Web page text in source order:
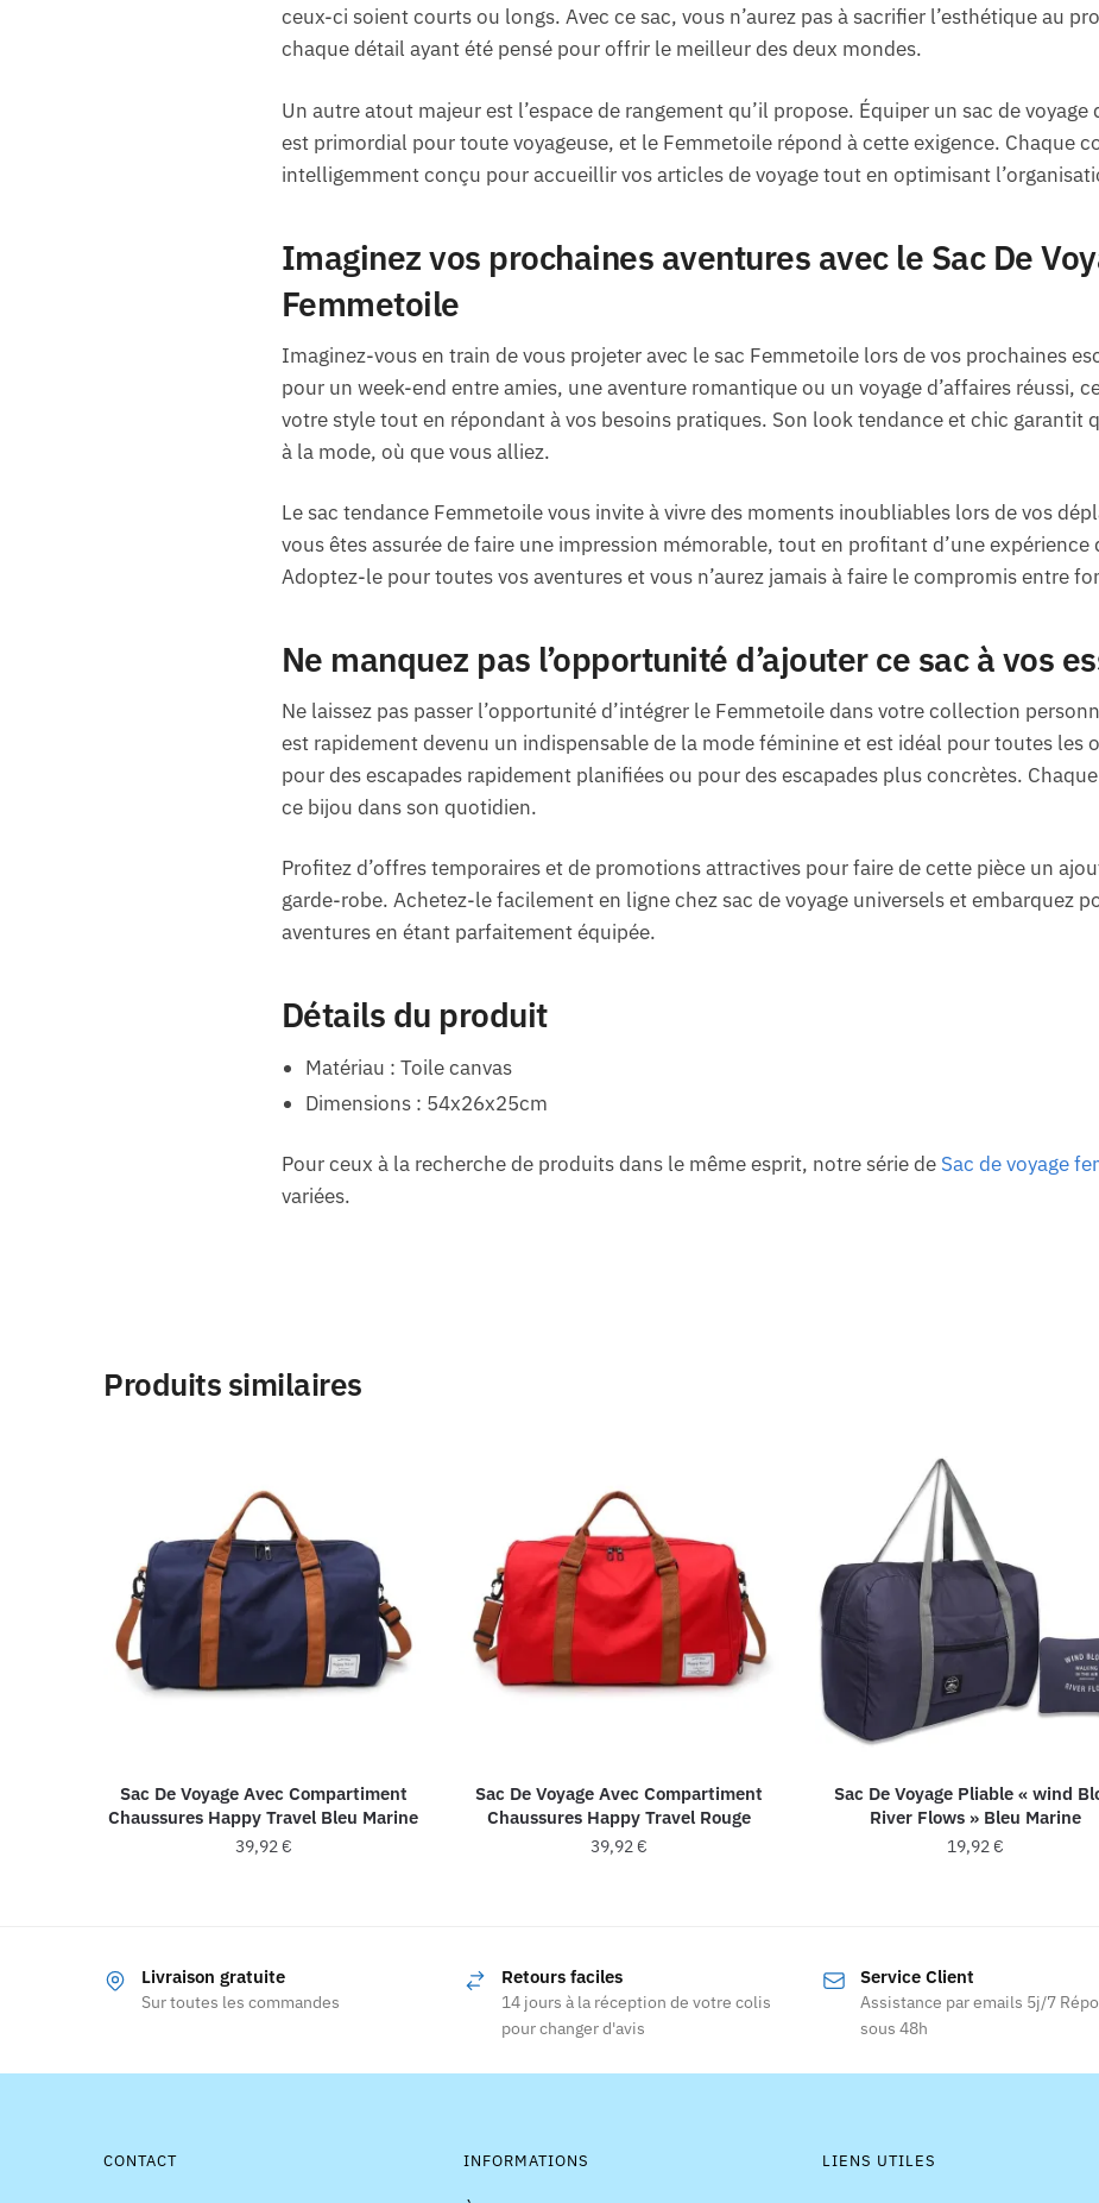
ceux-ci soient courts ou longs. Avec ce sac, vous n’aurez pas à sacrifier l’esthétique au
chaque détail ayant été pensé pour offrir le meilleur des deux mondes.
Un autre atout majeur est l’espace de rangement qu’il propose. Équiper un sac de
est primordial pour toute voyageuse, et le Femmetoile répond à cette exigence. Chaque
intelligemment conçu pour accueillir vos articles de voyage tout en optimisant
Imaginez vos prochaines aventures avec le Sac De
Femmetoile
Imaginez-vous en train de vous projeter avec le sac Femmetoile lors de vos prochaines
pour un week-end entre amies, une aventure romantique ou un voyage d’affaires réussi,
votre style tout en répondant à vos besoins pratiques. Son look tendance et chic garantit
à la mode, où que vous alliez.
Le sac tendance Femmetoile vous invite à vivre des moments inoubliables lors de vos
vous êtes assurée de faire une impression mémorable, tout en profitant d’une
Adoptez-le pour toutes vos aventures et vous n’aurez jamais à faire le compromis entre
Ne manquez pas l’opportunité d’ajouter ce sac à vos
Ne laissez pas passer l’opportunité d’intégrer le Femmetoile dans votre collection
est rapidement devenu un indispensable de la mode féminine et est idéal pour toutes les
pour des escapades rapidement planifiées ou pour des escapades plus concrètes.
ce bijou dans son quotidien.
Profitez d’offres temporaires et de promotions attractives pour faire de cette pièce un
garde-robe. Achetez-le facilement en ligne chez sac de voyage universels et embarquez
aventures en étant parfaitement équipée.
Détails du produit
Matériau : Toile canvas
Dimensions : 54x26x25cm
Pour ceux à la recherche de produits dans le même esprit, notre série de Sac de voyage
variées.
Produits similaires
Sac De Voyage Avec Compartiment
Chaussures Happy Travel Bleu Marine
39,92€
Sac De Voyage Avec Compartiment
Chaussures Happy Travel Rouge
39,92€
Sac De Voyage Pliable « wind
River Flows » Bleu Marine
19,92€
Livraison gratuite
Sur toutes les commandes
Retours faciles
14 jours à la réception de votre colis
pour changer d'avis
Service Client
Assistance par emails 5j/7
sous 48h
CONTACT INFORMATIONS LIENS UTILES